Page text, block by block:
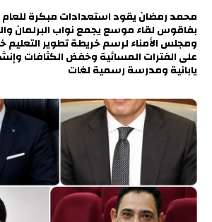
محمد رمضان يقود استعدادات مبكرة للعام
بفاقوس لقاء موسع يجمع نواب البرلمان
ومجلس الأمناء لرسم خريطة تطوير
على الفترات المسائية وخفض الكثافات
يابانية ومدرسة رسمية لغات